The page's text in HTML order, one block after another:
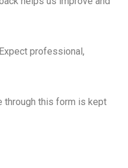
professional,
through this form is kept